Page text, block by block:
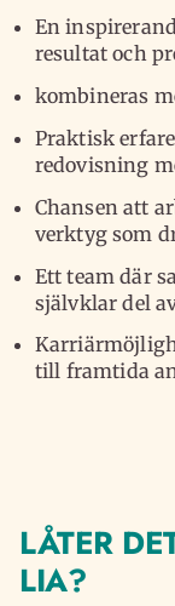
En
resultat och
kombineras
Praktisk
redovisning
Chansen att
verktyg som
Ett team där
självklar del
till framtida
LÅTER
LIA?